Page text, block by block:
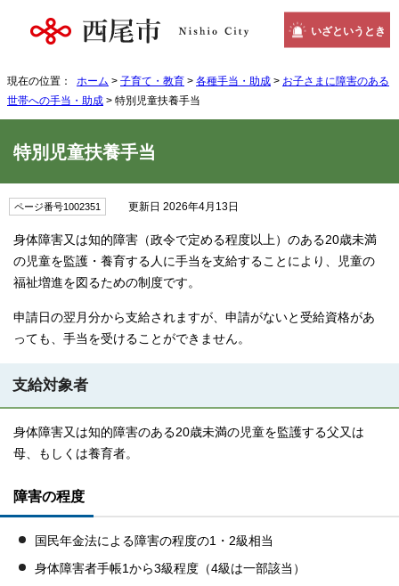
いざというとき
現在の位置： ホーム > 子育て・教育 > 各種手当・助成 > お子さまに障害のある
世帯への手当・助成 > 特別児童扶養手当
特別児童扶養手当
ページ番号1002351 更新日 2026年4月13日
身体障害又は知的障害（政令で定める程度以上）のある20歳未満
の児童を監護・養育する人に手当を支給することにより、児童の
福祉増進を図るための制度です。
申請日の翌月分から支給されますが、申請がないと受給資格があ
っても、手当を受けることができません。
支給対象者
身体障害又は知的障害のある20歳未満の児童を監護する父又は
母、もしくは養育者。
障害の程度
国民年金法による障害の程度の1・2級相当
身体障害者手帳1から3級程度（4級は一部該当）